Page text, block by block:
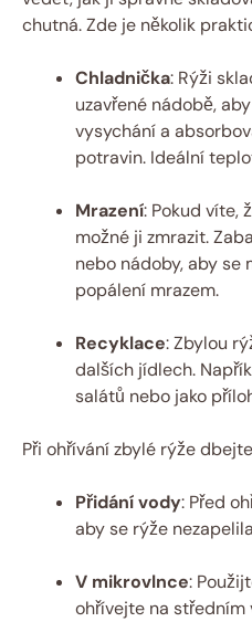
chutná. Zde je několik
Chladnička: Rýži
uzavřené nádobě,
vysychání a
potravin. Ideální
Mrazení: Pokud víte,
možné ji zmrazit.
nebo nádoby, aby se
popálení mrazem.
Recyklace: Zbylou
dalších jídlech.
salátů nebo jako
Při ohřívání zbylé rýže
Přidání vody: Před
aby se rýže
V mikrovlnce:
ohřívejte na středním